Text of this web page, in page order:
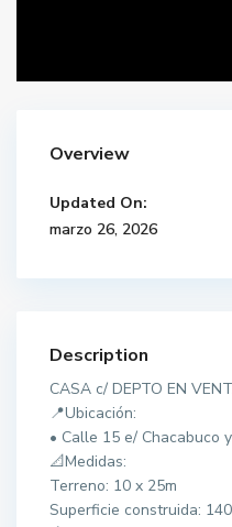
Overview
Updated On:
marzo 26, 2026
Description
CASA c/ DEPTO EN
📍Ubicación:
• Calle 15 e/ Chacabuco
📐Medidas:
Terreno: 10 x 25m
Superficie construida: